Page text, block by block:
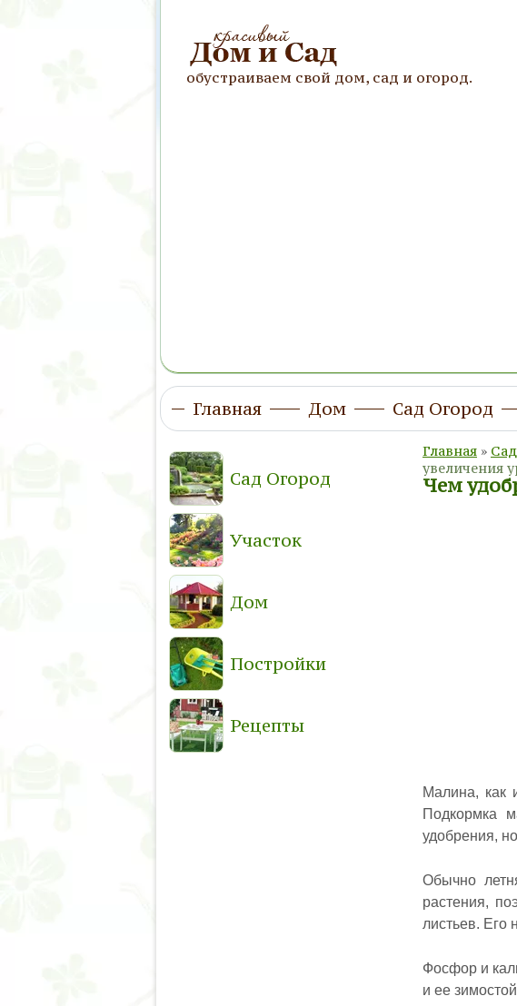
обустраиваем свой дом, сад и огород.
Главная Дом Сад Огород
Главная »
увеличения
Чем
Малина, как
Подкормка
удобрения,
Обычно
растения,
листьев. Его
Фосфор и
и ее
Сад Огород
Участок
Дом
Постройки
Рецепты